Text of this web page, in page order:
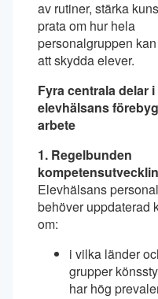
av rutiner, stärka
prata om hur hela
personalgruppen
att skydda elever.
Fyra centrala delar i
elevhälsans
arbete
1. Regelbunden
Elevhälsans personal
behöver uppdaterad
om:
i vilka länder
grupper
har hög